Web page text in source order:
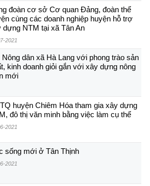
đoàn cơ sở Cơ quan Đảng, đoàn thể
cùng các doanh nghiệp huyện hỗ trợ
dựng NTM tại xã Tân An
2021
Nông dân xã Hà Lang với phong trào sản
kinh doanh giỏi gắn với xây dựng nông
mới
huyện Chiêm Hóa tham gia xây dựng
đô thị văn minh bằng việc làm cụ thể
2021
sống mới ở Tân Thịnh
2021